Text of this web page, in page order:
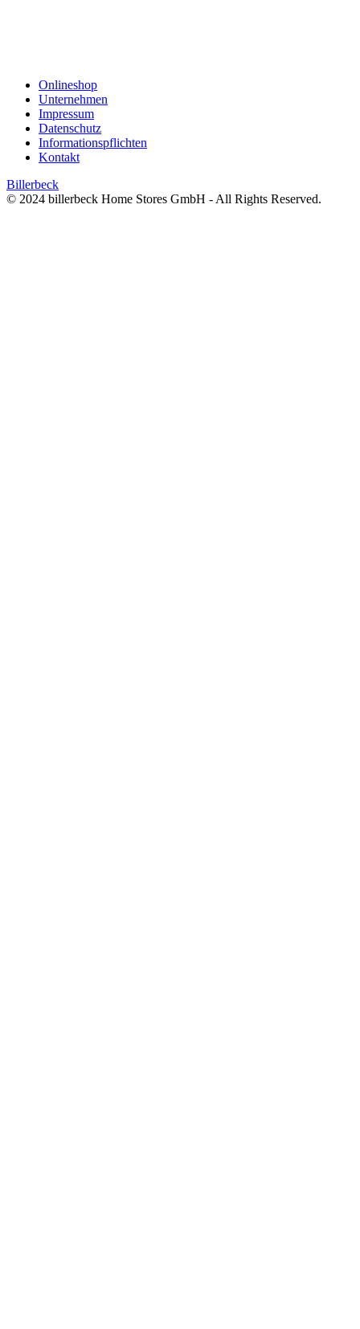
Onlineshop
Unternehmen
Impressum
Datenschutz
Informationspflichten
Kontakt
Billerbeck
© 2024 billerbeck Home Stores GmbH - All Rights Reserved.